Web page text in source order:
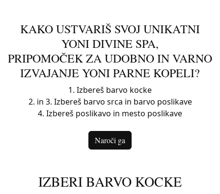
KAKO USTVARIŠ SVOJ UNIKATNI
YONI DIVINE SPA,
PRIPOMOČEK ZA UDOBNO IN VARNO
IZVAJANJE YONI PARNE KOPELI?
1. Izbereš barvo kocke
2. in 3. Izbereš barvo srca in barvo poslikave
4. Izbereš poslikavo in mesto poslikave
Naroči ga
IZBERI BARVO KOCKE